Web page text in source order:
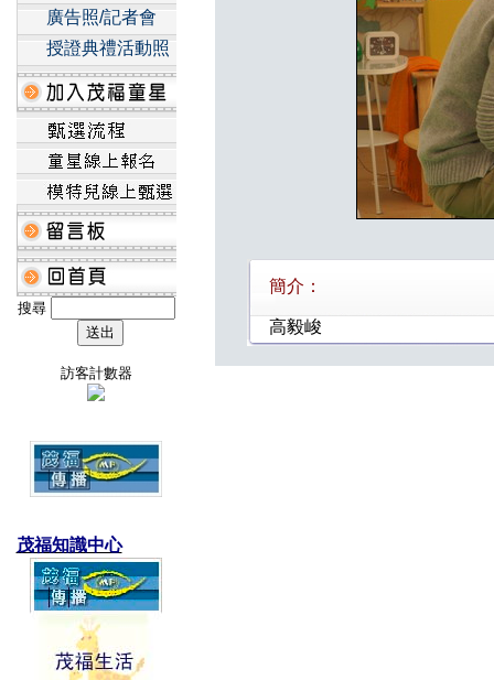
廣告照/記者會
授證典禮活動照
搜尋
訪客計數器
茂福知識中心
簡介：
高毅峻